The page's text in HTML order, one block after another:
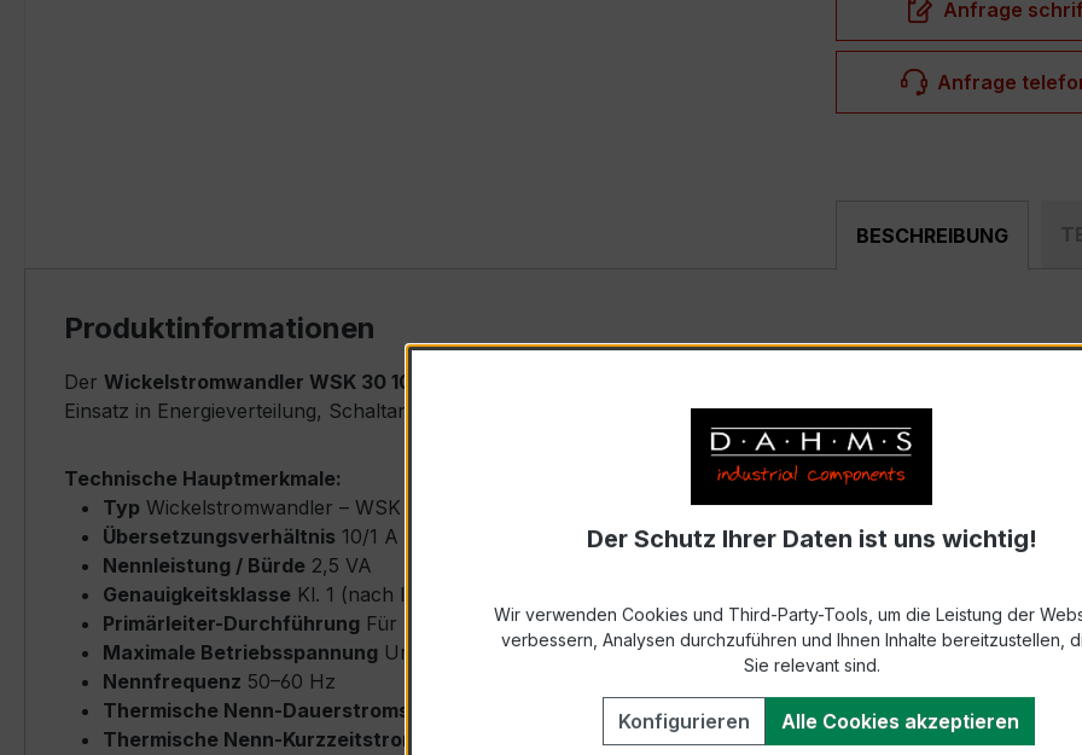
Anfrage
Anfrage
BESCHREIBUNG
Produktinformationen
Der Wickelstromwandler WSK 30 10/1A 2,5VA Kl.1
ist ein kompakter, hochpräziser Niederspannungs-
Einsatz in Energieverteilung, Schaltanlagen, Zählerfeldern und industriellen Mess- und
Technische Hauptmerkmale:
Typ Wickelstromwandler – WSK 30
Übersetzungsverhältnis 10/1 A (Primärnennstrom 10 A, Sekundärnennstrom 1 A)
Nennleistung / Bürde 2,5 VA
Genauigkeitsklasse Kl. 1 (nach IEC/EN 61869-2 bzw. DIN EN 61869-2)
Primärleiter-Durchführung Für Rundleiter bis max. Ø 30 mm (Kabeldurchführung)
Maximale Betriebsspannung Um ≤ 0,72 kV
Nennfrequenz 50–60 Hz
Thermische Nenn-Dauerstromstärke
Icth = 1,0 × Ipr (Dauerstrom 1 × Primärnennstrom)
Thermische Nenn-Kurzzeitstromstärke
Ith = 60 × Ipr, 1 s
Der Schutz Ihrer Daten ist uns wichtig!
Wir verwenden Cookies und Third-Party-Tools, um die Leistung der
verbessern, Analysen durchzuführen und Ihnen Inhalte bereitzustellen,
Sie relevant sind.
Konfigurieren Alle Cookies akzeptieren